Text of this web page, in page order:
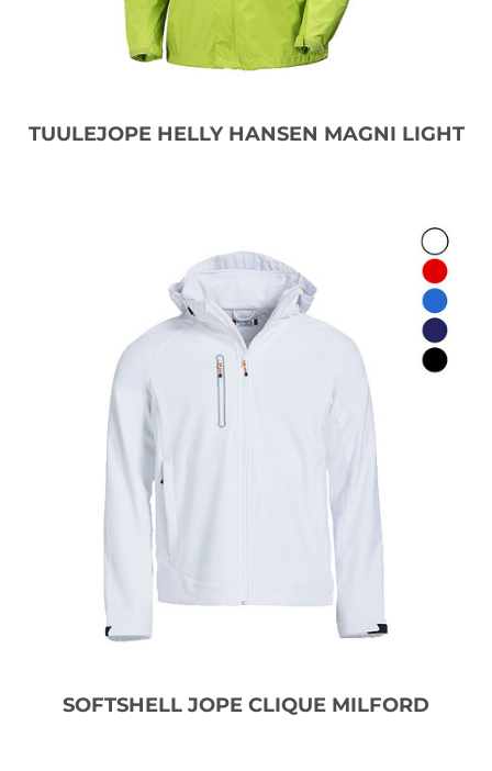
TUULEJOPE HELLY HANSEN MAGNI LIGHT
SOFTSHELL JOPE CLIQUE MILFORD